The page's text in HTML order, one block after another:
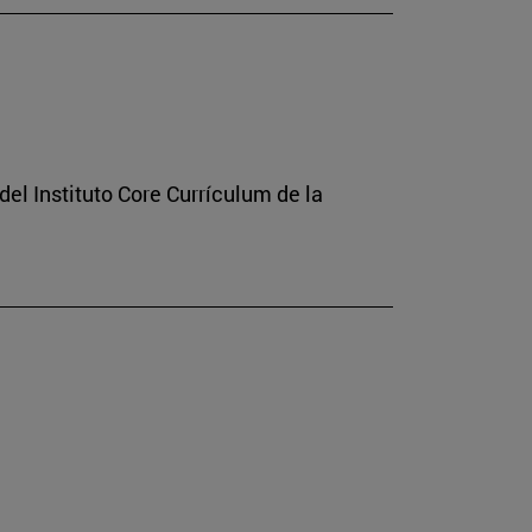
Instituto Core Currículum de la